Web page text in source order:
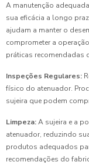
A manutenção
sua eficácia a longo
ajudam a manter o
comprometer a
práticas recomendadas
Inspeções Regulares:
físico do atenuador.
sujeira que podem
Limpeza:A sujeira e a
atenuador, reduzindo
produtos adequados
recomendações do